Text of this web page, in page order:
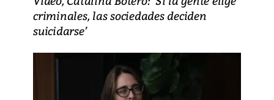
criminales, las sociedades deciden
suicidarse’